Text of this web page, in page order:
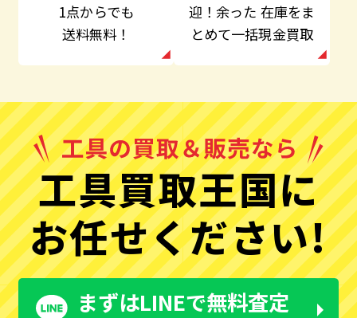
1点からでも
送料無料！
迎！余った 在庫をま
とめて一括現金買取
工具買取王国に
お任せください!
まずはLINEで無料査定